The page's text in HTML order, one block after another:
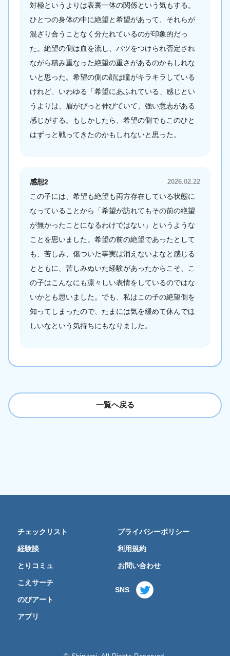
対極というよりは表裏一体の関係という気もする。
ひとつの身体の中に絶望と希望があって、それらが
混ざり合うことなく分たれているのが印象的だっ
た。絶望の側は血を流し、バツをつけられ否定され
ながら積み重なった絶望の重さがあるのかもしれな
いと思った。希望の側の顔は瞳がキラキラしている
けれど、いわゆる「希望にあふれている」感じとい
うよりは、眉がぴっと伸びていて、強い意志がある
感じがする。もしかしたら、希望の側でもこのひと
はずっと戦ってきたのかもしれないと思った。
感想2 2026.02.22
この子には、希望も絶望も両方存在している状態に
なっていることから「希望が訪れてもその前の絶望
が無かったことになるわけではない」というような
ことを思いました。希望の前の絶望であったとして
も、苦しみ、傷ついた事実は消えないよなと感じる
とともに、苦しみぬいた経験があったからこそ、こ
の子はこんなにも凛々しい表情をしているのではな
いかとも思いました。でも、私はこの子の絶望側を
知ってしまったので、たまには気を緩めて休んでほ
しいなという気持ちにもなりました。
一覧へ戻る
チェックリスト
経験談
とりコミュ
こえサーチ
のびアート
アプリ
プライバシーポリシー
利用規約
お問い合わせ
SNS